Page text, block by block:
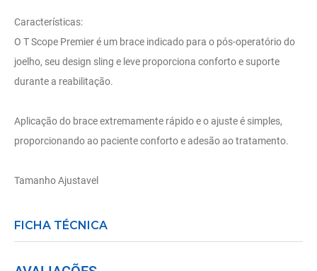
Características:
O T Scope Premier é um brace indicado para o pós-operatório do
joelho, seu design sling e leve proporciona conforto e suporte
durante a reabilitação.
Aplicação do brace extremamente rápido e o ajuste é simples,
proporcionando ao paciente conforto e adesão ao tratamento.
Tamanho Ajustavel
FICHA TÉCNICA